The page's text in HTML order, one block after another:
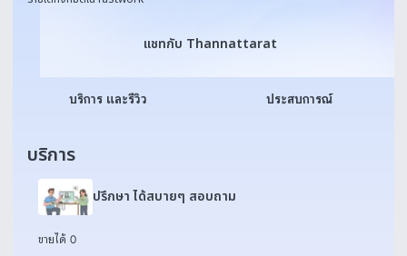
แชทกับ Thannattarat
แชทกับ Thannattarat
บริการ และรีวิว ประสบการณ์
บริการ
ปรึกษา ได้สบายๆ สอบถาม
ขายได้ 0